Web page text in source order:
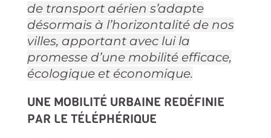
de transport aérien s’adapte
désormais à l’horizontalité de nos
villes, apportant avec lui la
promesse d’une mobilité efficace,
écologique et économique.
UNE MOBILITÉ URBAINE REDÉFINIE
PAR LE TÉLÉPHÉRIQUE